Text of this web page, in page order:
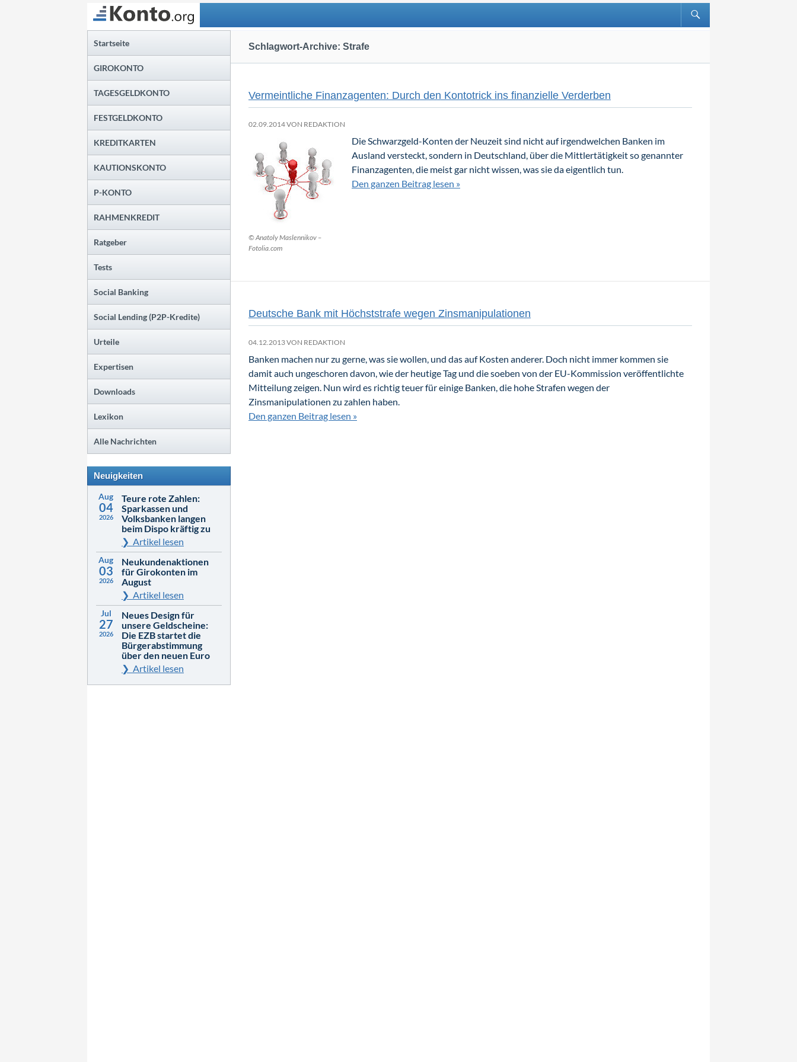
Suchen
Schlagwort-Archive: Strafe
Vermeintliche Finanzagenten: Durch den Kontotrick ins finanzielle Verderben
02.09.2014 VON REDAKTION
© Anatoly Maslennikov –
Fotolia.com
Die Schwarzgeld-Konten der Neuzeit sind nicht auf irgendwelchen Banken im
Ausland versteckt, sondern in Deutschland, über die Mittlertätigkeit so genannter
Finanzagenten, die meist gar nicht wissen, was sie da eigentlich tun.
Den ganzen Beitrag lesen »
Deutsche Bank mit Höchststrafe wegen Zinsmanipulationen
04.12.2013 VON REDAKTION
Banken machen nur zu gerne, was sie wollen, und das auf Kosten anderer. Doch nicht immer kommen sie
damit auch ungeschoren davon, wie der heutige Tag und die soeben von der EU-Kommission veröffentlichte
Mitteilung zeigen. Nun wird es richtig teuer für einige Banken, die hohe Strafen wegen der
Zinsmanipulationen zu zahlen haben.
Den ganzen Beitrag lesen »
Startseite
GIROKONTO
TAGESGELDKONTO
FESTGELDKONTO
KREDITKARTEN
KAUTIONSKONTO
P-KONTO
RAHMENKREDIT
Ratgeber
Tests
Social Banking
Social Lending (P2P-Kredite)
Urteile
Expertisen
Downloads
Lexikon
Alle Nachrichten
Neuigkeiten
Teure rote Zahlen:
Sparkassen und
Volksbanken langen
beim Dispo kräftig zu
Artikel lesen
Aug
04
2026
Neukundenaktionen
für Girokonten im
August
Artikel lesen
Aug
03
2026
Neues Design für
unsere Geldscheine:
Die EZB startet die
Bürgerabstimmung
über den neuen Euro
Artikel lesen
Jul
27
2026